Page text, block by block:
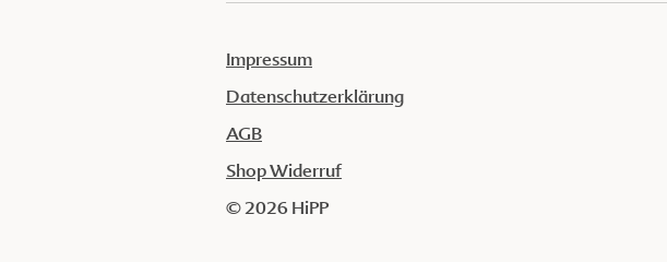
Impressum
Datenschutzerklärung
AGB
Shop Widerruf
© 2026 HiPP